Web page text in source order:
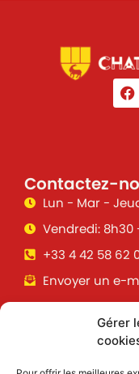
Gérer
Contactez-
Lun - Mar -
Vendredi: 8h30
+33 4 42 58 62
Envoyer un e-
Suivez toutes